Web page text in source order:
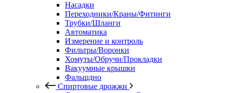
Насадки
Переходники/Краны/Фитинги
Трубки/Шланги
Автоматика
Измерение и контроль
Фильтры/Воронки
Хомуты/Обручи/Прокладки
Вакуумные крышки
Фальшдно
Спиртовые дрожжи